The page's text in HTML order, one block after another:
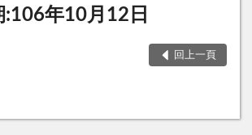
:106年10月12日
回上一頁